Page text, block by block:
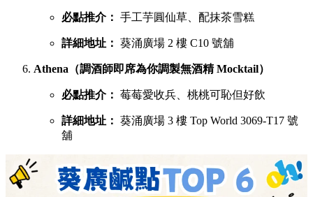
必點推介： 手工芋圓仙草、配抹茶雪糕
詳細地址： 葵涌廣場 2 樓 C10 號舖
Athena（調酒師即席為你調製無酒精 Mocktail）
必點推介： 莓莓愛收兵、桃桃可恥但好飲
詳細地址： 葵涌廣場 3 樓 Top World 3069-T17 號
舖